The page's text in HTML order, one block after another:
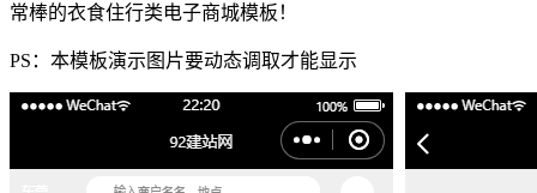
常棒的衣食住行类电子商城模板！
PS：本模板演示图片要动态调取才能显示